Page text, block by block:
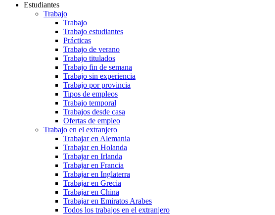
Estudiantes
Trabajo
Trabajo
Trabajo estudiantes
Prácticas
Trabajo de verano
Trabajo titulados
Trabajo fin de semana
Trabajo sin experiencia
Trabajo por provincia
Tipos de empleos
Trabajo temporal
Trabajos desde casa
Ofertas de empleo
Trabajo en el extranjero
Trabajar en Alemania
Trabajar en Holanda
Trabajar en Irlanda
Trabajar en Francia
Trabajar en Inglaterra
Trabajar en Grecia
Trabajar en China
Trabajar en Emiratos Arabes
Todos los trabajos en el extranjero